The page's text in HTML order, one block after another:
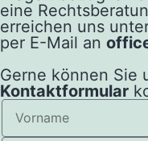
eine
erreichen uns
per E-Mail an
Gerne können Sie
Kontaktformular